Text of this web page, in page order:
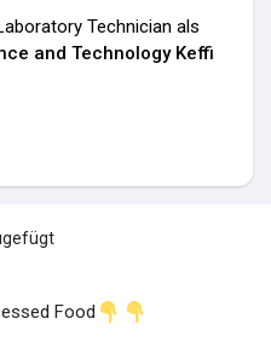
Technician als
and Technology Keffi
Food